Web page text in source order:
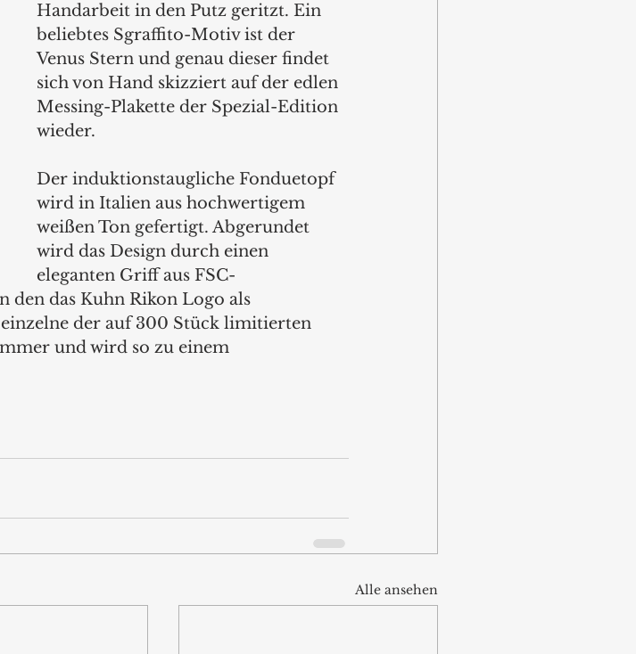
Handarbeit in den Putz geritzt. Ein
beliebtes Sgraffito-Motiv ist der
Venus Stern und genau dieser findet
sich von Hand skizziert auf der edlen
Messing-Plakette der Spezial-Edition
wieder.
Der induktionstaugliche Fonduetopf
wird in Italien aus hochwertigem
weißen Ton gefertigt. Abgerundet
wird das Design durch einen
eleganten Griff aus FSC-
das Kuhn Rikon Logo als
einzelne der auf 300 Stück limitierten
und wird so zu einem
Alle ansehen